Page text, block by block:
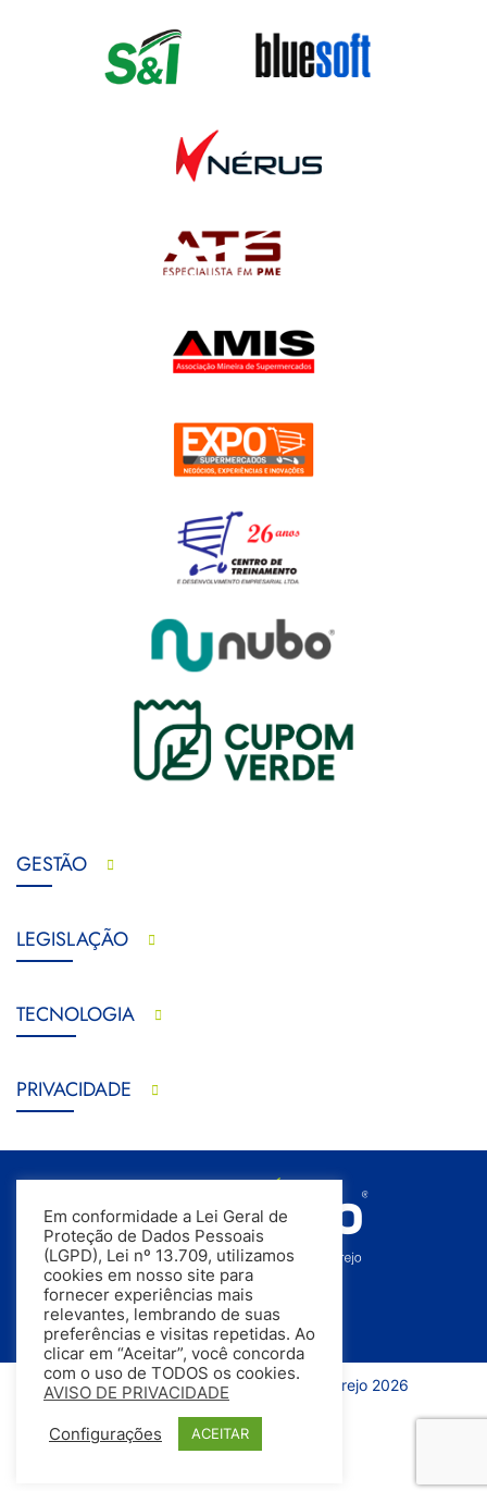
GESTÃO
LEGISLAÇÃO
TECNOLOGIA
PRIVACIDADE
Todos os direitos reservados | InfoVarejo 2026
Em conformidade a Lei Geral de
Proteção de Dados Pessoais
(LGPD), Lei nº 13.709, utilizamos
cookies em nosso site para
fornecer experiências mais
relevantes, lembrando de suas
preferências e visitas repetidas. Ao
clicar em “Aceitar”, você concorda
com o uso de TODOS os cookies.
AVISO DE PRIVACIDADE
Configurações ACEITAR